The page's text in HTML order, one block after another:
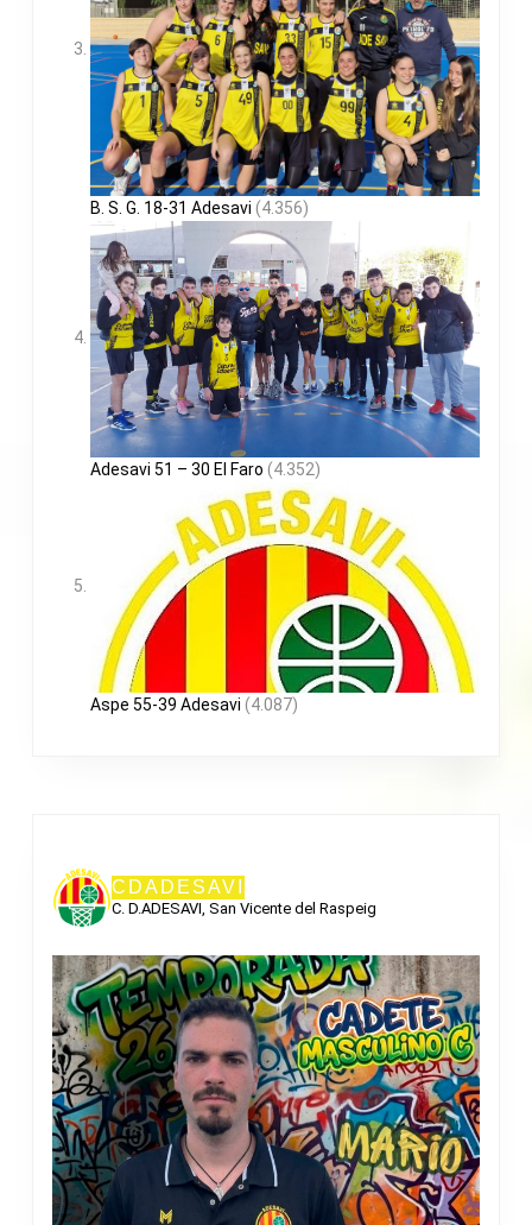
B. S. G. 18-31 Adesavi (4.356)
Adesavi 51 – 30 El Faro (4.352)
Aspe 55-39 Adesavi (4.087)
CDADESAVI
C. D.ADESAVI, San Vicente del Raspeig